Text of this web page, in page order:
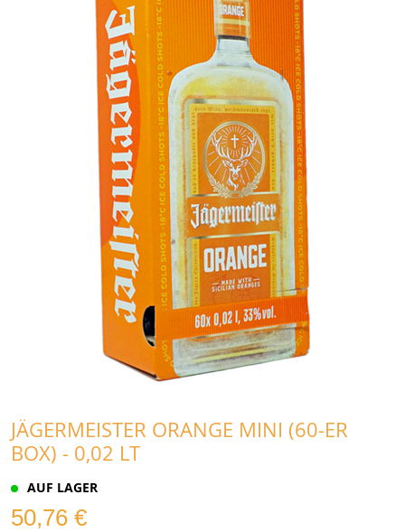
JÄGERMEISTER ORANGE MINI (60-ER
BOX) - 0,02 LT
AUF LAGER
50,76 €